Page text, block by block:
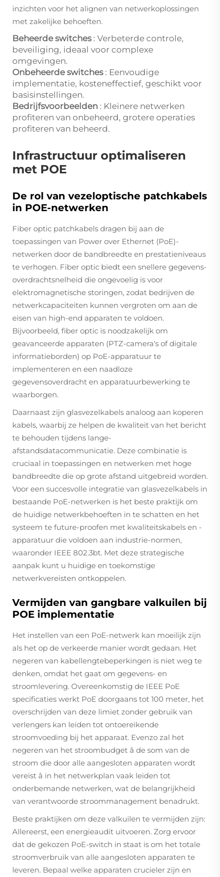
inzichten voor het alignen van netwerkoplossingen
met zakelijke behoeften.
Beheerde switches : Verbeterde controle,
beveiliging, ideaal voor complexe
omgevingen.
Onbeheerde switches : Eenvoudige
implementatie, kosteneffectief, geschikt voor
basisinstellingen.
Bedrijfsvoorbeelden : Kleinere netwerken
profiteren van onbeheerd, grotere operaties
profiteren van beheerd.
Infrastructuur optimaliseren
met POE
De rol van vezeloptische patchkabels
in POE-netwerken
Fiber optic patchkabels dragen bij aan de
toepassingen van Power over Ethernet (PoE)-
netwerken door de bandbreedte en prestatieniveaus
te verhogen. Fiber optic biedt een snellere gegevens-
overdrachtsnelheid die ongevoelig is voor
elektromagnetische storingen, zodat bedrijven de
netwerkcapaciteiten kunnen vergroten om aan de
eisen van high-end apparaten te voldoen.
Bijvoorbeeld, fiber optic is noodzakelijk om
geavanceerde apparaten (PTZ-camera's of digitale
informatieborden) op PoE-apparatuur te
implementeren en een naadloze
gegevensoverdracht en apparatuurbewerking te
waarborgen.
Daarnaast zijn glasvezelkabels analoog aan koperen
kabels, waarbij ze helpen de kwaliteit van het bericht
te behouden tijdens lange-
afstandsdatacommunicatie. Deze combinatie is
cruciaal in toepassingen en netwerken met hoge
bandbreedte die op grote afstand uitgebreid worden.
Voor een succesvolle integratie van glasvezelkabels in
bestaande PoE-netwerken is het beste praktijk om
de huidige netwerkbehoeften in te schatten en het
systeem te future-proofen met kwaliteitskabels en -
apparatuur die voldoen aan industrie-normen,
waaronder IEEE 802.3bt. Met deze strategische
aanpak kunt u huidige en toekomstige
netwerkvereisten ontkoppelen.
Vermijden van gangbare valkuilen bij
POE implementatie
Het instellen van een PoE-netwerk kan moeilijk zijn
als het op de verkeerde manier wordt gedaan. Het
negeren van kabellengtebeperkingen is niet weg te
denken, omdat het gaat om gegevens- en
stroomlevering. Overeenkomstig de IEEE PoE
specificaties werkt PoE doorgaans tot 100 meter, het
overschrijden van deze limiet zonder gebruik van
verlengers kan leiden tot ontoereikende
stroomvoeding bij het apparaat. Evenzo zal het
negeren van het stroombudget â de som van de
stroom die door alle aangesloten apparaten wordt
vereist â in het netwerkplan vaak leiden tot
onderbemande netwerken, wat de belangrijkheid
van verantwoorde stroommanagement benadrukt.
Beste praktijken om deze valkuilen te vermijden zijn:
Allereerst, een energieaudit uitvoeren. Zorg ervoor
dat de gekozen PoE-switch in staat is om het totale
stroomverbruik van alle aangesloten apparaten te
leveren. Bepaal welke apparaten crucieler zijn en